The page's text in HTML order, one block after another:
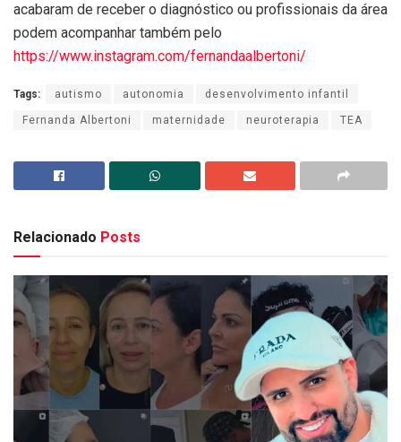
acabaram de receber o diagnóstico ou profissionais da área
podem acompanhar também pelo
https://www.instagram.com/fernandaalbertoni/
Tags: autismo autonomia desenvolvimento infantil
Fernanda Albertoni maternidade neuroterapia TEA
Relacionado Posts